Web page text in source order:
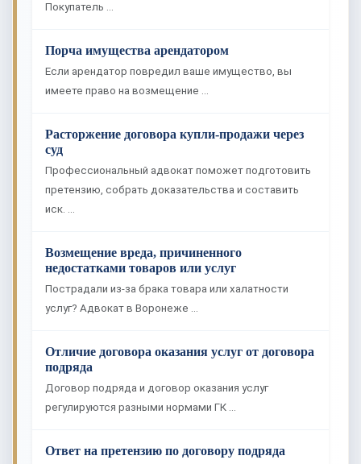
Покупатель …
Порча имущества арендатором
Если арендатор повредил ваше имущество, вы
имеете право на возмещение …
Расторжение договора купли-продажи через
суд
Профессиональный адвокат поможет подготовить
претензию, собрать доказательства и составить
иск. …
Возмещение вреда, причиненного
недостатками товаров или услуг
Пострадали из-за брака товара или халатности
услуг? Адвокат в Воронеже …
Отличие договора оказания услуг от договора
подряда
Договор подряда и договор оказания услуг
регулируются разными нормами ГК …
Ответ на претензию по договору подряда